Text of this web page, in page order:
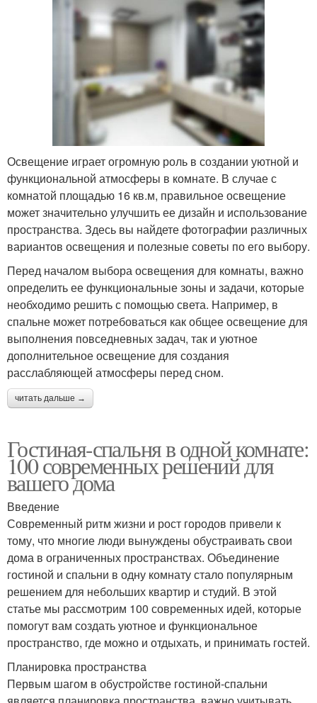
Освещение играет огромную роль в создании уютной и
функциональной атмосферы в комнате. В случае с
комнатой площадью 16 кв.м, правильное освещение
может значительно улучшить ее дизайн и использование
пространства. Здесь вы найдете фотографии различных
вариантов освещения и полезные советы по его выбору.
Перед началом выбора освещения для комнаты, важно
определить ее функциональные зоны и задачи, которые
необходимо решить с помощью света. Например, в
спальне может потребоваться как общее освещение для
выполнения повседневных задач, так и уютное
дополнительное освещение для создания
расслабляющей атмосферы перед сном.
читать дальше →
Гостиная-спальня в одной комнате:
100 современных решений для
вашего дома
Введение
Современный ритм жизни и рост городов привели к
тому, что многие люди вынуждены обустраивать свои
дома в ограниченных пространствах. Объединение
гостиной и спальни в одну комнату стало популярным
решением для небольших квартир и студий. В этой
статье мы рассмотрим 100 современных идей, которые
помогут вам создать уютное и функциональное
пространство, где можно и отдыхать, и принимать гостей.
Планировка пространства
Первым шагом в обустройстве гостиной-спальни